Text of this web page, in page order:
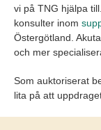
vi på TNG hjälpa
konsulter inom
Östergötland.
och mer
Som auktoriserat
lita på att